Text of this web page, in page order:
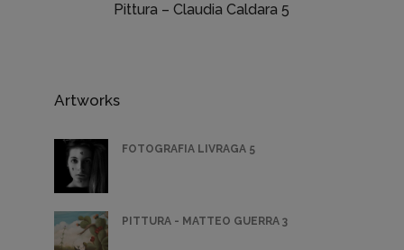
Pittura – Claudia Caldara 5
Artworks
FOTOGRAFIA LIVRAGA 5
PITTURA - MATTEO GUERRA 3